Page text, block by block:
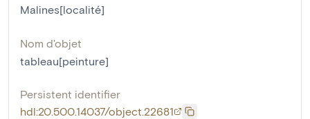
Malines[localité]
Nom d'objet
tableau[peinture]
Persistent identifier
hdl:20.500.14037/object.22681